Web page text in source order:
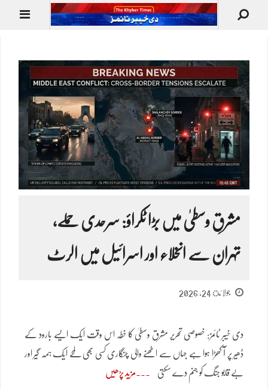
مشرقِ وسطیٰ میں بڑا ٹکراؤ: سرحدی حملے،
تہران سے انخلاء اور اسرائیل میں الرٹ
جولائ 24, 2026
دی خیبر ٹائمز: خصوصی تحریر مشرقِ وسطیٰ کا خطہ اس وقت ایک ایسے بارود کے
ڈھیر پر آ کھڑا ہوا ہے جہاں سے اٹھنے والی چنگاری کسی بھی لمحے ایک ہمہ گیر اور
بے قابو جنگ کو جنم دے سکتی مزید پڑھیں